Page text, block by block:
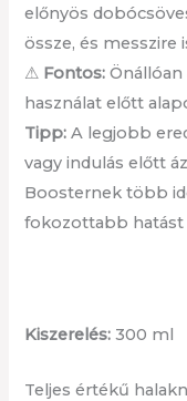
előnyös
össze, és
⚠ Fontos: Önállóan
használat előtt
Tipp: A legjobb
vagy indulás előtt
Boosternek több
fokozottabb hatást
Kiszerelés: 300 ml
Teljes értékű